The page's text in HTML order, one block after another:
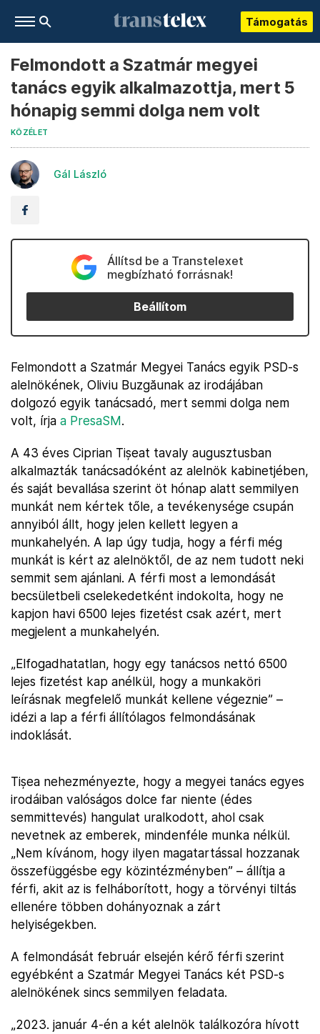
Támogatás
Felmondott a Szatmár megyei
tanács egyik alkalmazottja, mert 5
hónapig semmi dolga nem volt
KÖZÉLET
Gál László
Állítsd be a Transtelexet
megbízható forrásnak!
Beállítom
Felmondott a Szatmár Megyei Tanács egyik PSD-s
alelnökének, Oliviu Buzgăunak az irodájában
dolgozó egyik tanácsadó, mert semmi dolga nem
volt, írja a PresaSM.
A 43 éves Ciprian Tișeat tavaly augusztusban
alkalmazták tanácsadóként az alelnök kabinetjében,
és saját bevallása szerint öt hónap alatt semmilyen
munkát nem kértek tőle, a tevékenysége csupán
annyiból állt, hogy jelen kellett legyen a
munkahelyén. A lap úgy tudja, hogy a férfi még
munkát is kért az alelnöktől, de az nem tudott neki
semmit sem ajánlani. A férfi most a lemondását
becsületbeli cselekedetként indokolta, hogy ne
kapjon havi 6500 lejes fizetést csak azért, mert
megjelent a munkahelyén.
„Elfogadhatatlan, hogy egy tanácsos nettó 6500
lejes fizetést kap anélkül, hogy a munkaköri
leírásnak megfelelő munkát kellene végeznie” –
idézi a lap a férfi állítólagos felmondásának
indoklását.
Tișea nehezményezte, hogy a megyei tanács egyes
irodáiban valóságos dolce far niente (édes
semmittevés) hangulat uralkodott, ahol csak
nevetnek az emberek, mindenféle munka nélkül.
„Nem kívánom, hogy ilyen magatartással hozzanak
összefüggésbe egy közintézményben” – állítja a
férfi, akit az is felháborított, hogy a törvényi tiltás
ellenére többen dohányoznak a zárt
helyiségekben.
A felmondását február elsején kérő férfi szerint
egyébként a Szatmár Megyei Tanács két PSD-s
alelnökének sincs semmilyen feladata.
„2023. január 4-én a két alelnök találkozóra hívott